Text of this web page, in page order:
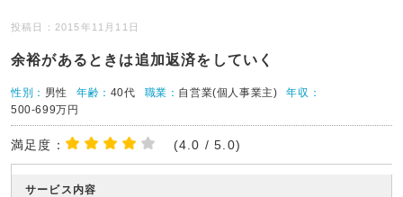
投稿日：2015年11月11日
余裕があるときは追加返済をしていく
性別： 男性 年齢： 40代 職業： 自営業(個人事業主)
年収：
500-699万円
満足度： (4.0 / 5.0)
サービス内容